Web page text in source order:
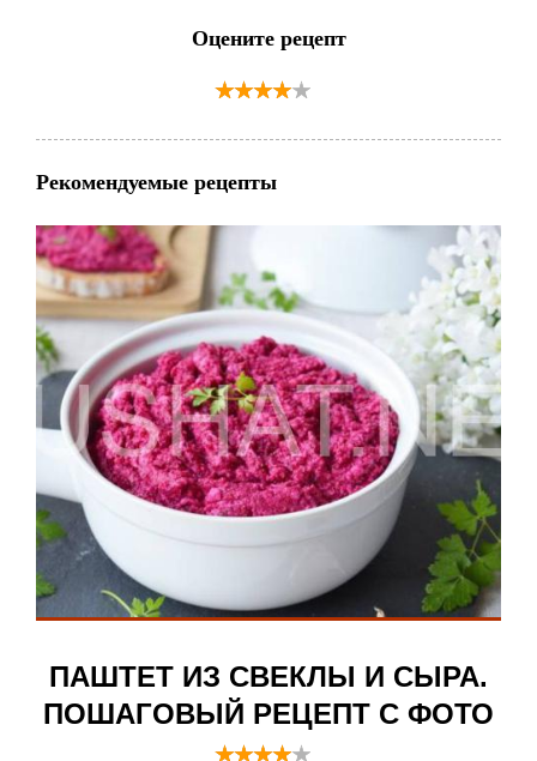
Оцените рецепт
Рекомендуемые рецепты
ПАШТЕТ ИЗ СВЕКЛЫ И СЫРА.
ПОШАГОВЫЙ РЕЦЕПТ С ФОТО